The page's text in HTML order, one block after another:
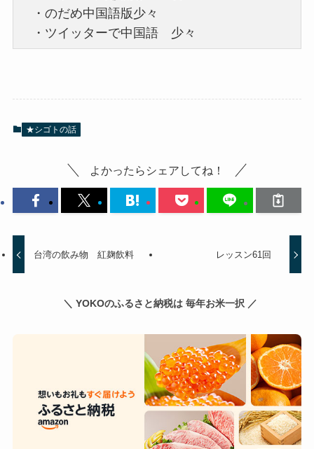
・のだめ中国語版少々
・ツイッターで中国語 少々
★シゴトの話
よかったらシェアしてね！
台湾の飲み物 紅麹飲料 レッスン61回
＼ YOKOのふるさと納税は 毎年お米一択 ／